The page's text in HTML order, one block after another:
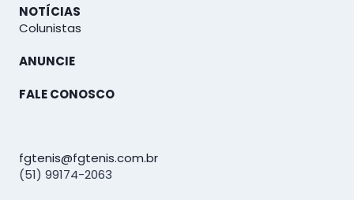
NOTÍCIAS
Colunistas
ANUNCIE
FALE CONOSCO
fgtenis@fgtenis.com.br
(51) 99174-2063